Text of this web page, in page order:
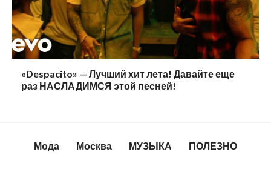
«Despacito» — Лучший хит лета! Давайте еще
раз НАСЛАДИМСЯ этой песней!
Мода Москва МУЗЫКА ПОЛЕЗНО